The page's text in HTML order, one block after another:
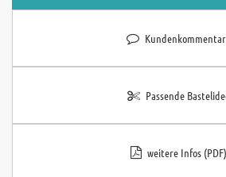
Passende
weitere Infos (PDF)